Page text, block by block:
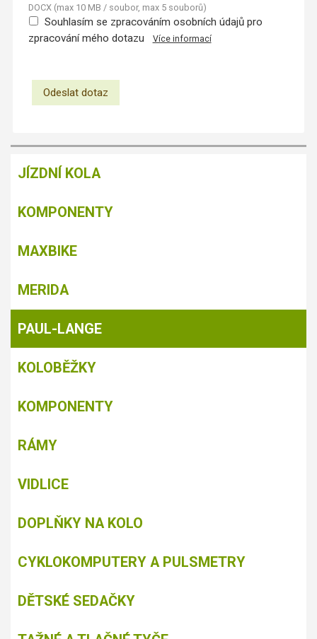
DOCX (max 10 MB / soubor, max 5 souborů)
Souhlasím se zpracováním osobních údajů pro
zpracování mého dotazu
Více informací
JÍZDNÍ KOLA
KOMPONENTY
MAXBIKE
MERIDA
PAUL-LANGE
KOLOBĚŽKY
KOMPONENTY
RÁMY
VIDLICE
DOPLŇKY NA KOLO
CYKLOKOMPUTERY A PULSMETRY
DĚTSKÉ SEDAČKY